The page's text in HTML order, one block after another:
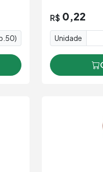
R$ 0,22
Unidade